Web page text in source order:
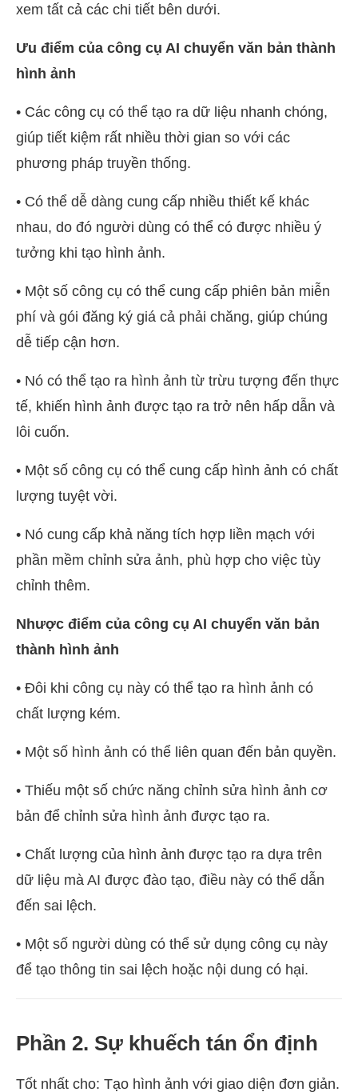
xem tất cả các chi tiết bên dưới.
Ưu điểm của công cụ AI chuyển văn bản thành
hình ảnh
• Các công cụ có thể tạo ra dữ liệu nhanh chóng,
giúp tiết kiệm rất nhiều thời gian so với các
phương pháp truyền thống.
• Có thể dễ dàng cung cấp nhiều thiết kế khác
nhau, do đó người dùng có thể có được nhiều ý
tưởng khi tạo hình ảnh.
• Một số công cụ có thể cung cấp phiên bản miễn
phí và gói đăng ký giá cả phải chăng, giúp chúng
dễ tiếp cận hơn.
• Nó có thể tạo ra hình ảnh từ trừu tượng đến thực
tế, khiến hình ảnh được tạo ra trở nên hấp dẫn và
lôi cuốn.
• Một số công cụ có thể cung cấp hình ảnh có chất
lượng tuyệt vời.
• Nó cung cấp khả năng tích hợp liền mạch với
phần mềm chỉnh sửa ảnh, phù hợp cho việc tùy
chỉnh thêm.
Nhược điểm của công cụ AI chuyển văn bản
thành hình ảnh
• Đôi khi công cụ này có thể tạo ra hình ảnh có
chất lượng kém.
• Một số hình ảnh có thể liên quan đến bản quyền.
• Thiếu một số chức năng chỉnh sửa hình ảnh cơ
bản để chỉnh sửa hình ảnh được tạo ra.
• Chất lượng của hình ảnh được tạo ra dựa trên
dữ liệu mà AI được đào tạo, điều này có thể dẫn
đến sai lệch.
• Một số người dùng có thể sử dụng công cụ này
để tạo thông tin sai lệch hoặc nội dung có hại.
Phần 2. Sự khuếch tán ổn định
Tốt nhất cho: Tạo hình ảnh với giao diện đơn giản.